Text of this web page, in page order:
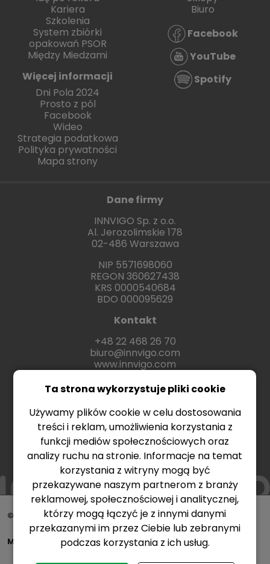
Ta strona wykorzystuje pliki cookie
Używamy plików cookie w celu dostosowania
treści i reklam, umożliwienia korzystania z
funkcji mediów społecznościowych oraz
analizy ruchu na stronie. Informacje na temat
korzystania z witryny mogą być
przekazywane naszym partnerom z branży
reklamowej, społecznościowej i analitycznej,
którzy mogą łączyć je z innymi danymi
przekazanymi im przez Ciebie lub zebranymi
podczas korzystania z ich usług.
Kariera
Szkolenia
System zbiórki
opakowań PSOR
Między Miedzami
Więcej informacji
Dni Pola 2024
Prosto z pól
Facebook
Wideo
Strategia podatkowa
Polityka prywatności
Mapa strony
Biuro
Facebook
YouTube
Spotify
Dane firmy
INNVIGO Sp. z o.o.
Al. Jerozolimskie 178
02-486 Warszawa
NIP 5571698060
REGON 360627438
KRS 0000540684
BDO 000095629
Kontakt
+48 22 468 26 70
biuro@innvigo.com
www.innvigo.com
© Copyright 2026 Innvigo - Better chemistry
Made & Design Creative AgencyNetimage